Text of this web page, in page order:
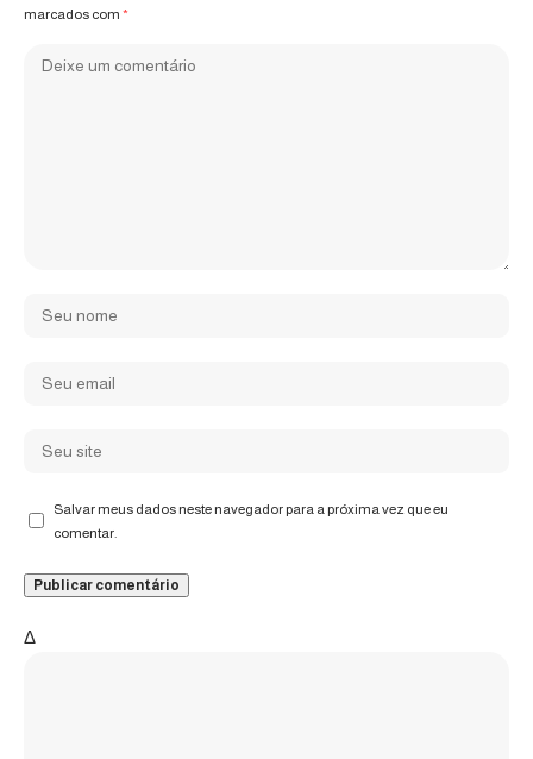
marcados com *
Salvar meus dados neste navegador para a próxima vez que eu
comentar.
Δ